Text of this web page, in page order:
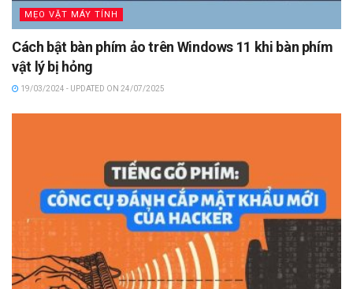
MẸO VẶT MÁY TÍNH
Cách bật bàn phím ảo trên Windows 11 khi bàn phím
vật lý bị hỏng
19/03/2024 - UPDATED ON 24/07/2025